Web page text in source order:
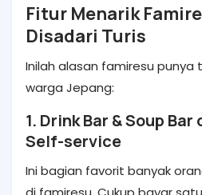
Fitur Menarik
Disadari Turis
Inilah alasan famiresu
warga Jepang:
1. Drink Bar & Soup
Self-service
Ini bagian favorit banyak